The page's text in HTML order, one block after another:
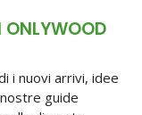
i nuovi arrivi, idee
guide